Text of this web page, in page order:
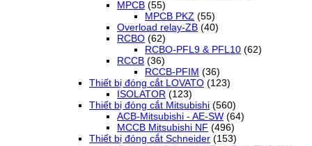
MPCB (55)
MPCB PKZ (55)
Overload relay-ZB (40)
RCBO (62)
RCBO-PFL9 & PFL10 (62)
RCCB (36)
RCCB-PFIM (36)
Thiết bị đóng cắt LOVATO (123)
ISOLATOR (123)
Thiết bị đóng cắt Mitsubishi (560)
ACB-Mitsubishi - AE-SW (64)
MCCB Mitsubishi NF (496)
Thiết bị đóng cắt Schneider (153)